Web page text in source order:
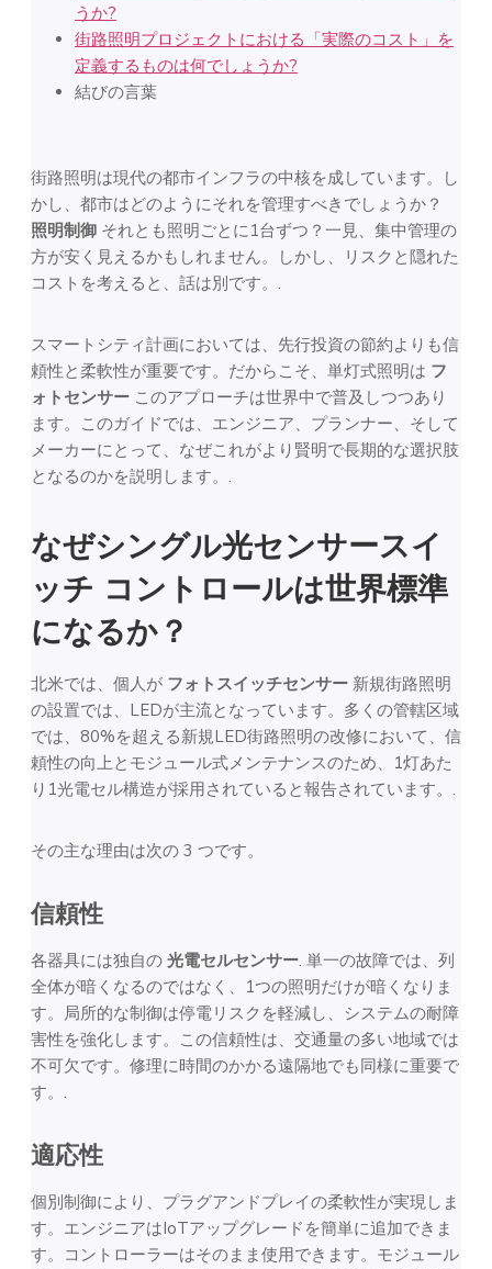
うか?
街路照明プロジェクトにおける「実際のコスト」を
定義するものは何でしょうか?
結びの言葉
街路照明は現代の都市インフラの中核を成しています。し
かし、都市はどのようにそれを管理すべきでしょうか？
照明制御 それとも照明ごとに1台ずつ？一見、集中管理の
方が安く見えるかもしれません。しかし、リスクと隠れた
コストを考えると、話は別です。.
スマートシティ計画においては、先行投資の節約よりも信
頼性と柔軟性が重要です。だからこそ、単灯式照明は フ
ォトセンサー このアプローチは世界中で普及しつつあり
ます。このガイドでは、エンジニア、プランナー、そして
メーカーにとって、なぜこれがより賢明で長期的な選択肢
となるのかを説明します。.
なぜシングル光センサースイ
ッチ コントロールは世界標準
になるか？
北米では、個人が フォトスイッチセンサー 新規街路照明
の設置では、LEDが主流となっています。多くの管轄区域
では、80%を超える新規LED街路照明の改修において、信
頼性の向上とモジュール式メンテナンスのため、1灯あた
り1光電セル構造が採用されていると報告されています。.
その主な理由は次の 3 つです。
信頼性
各器具には独自の 光電セルセンサー. 単一の故障では、列
全体が暗くなるのではなく、1つの照明だけが暗くなりま
す。局所的な制御は停電リスクを軽減し、システムの耐障
害性を強化します。この信頼性は、交通量の多い地域では
不可欠です。修理に時間のかかる遠隔地でも同様に重要で
す。.
適応性
個別制御により、プラグアンドプレイの柔軟性が実現しま
す。エンジニアはIoTアップグレードを簡単に追加できま
す。コントローラーはそのまま使用できます。モジュール